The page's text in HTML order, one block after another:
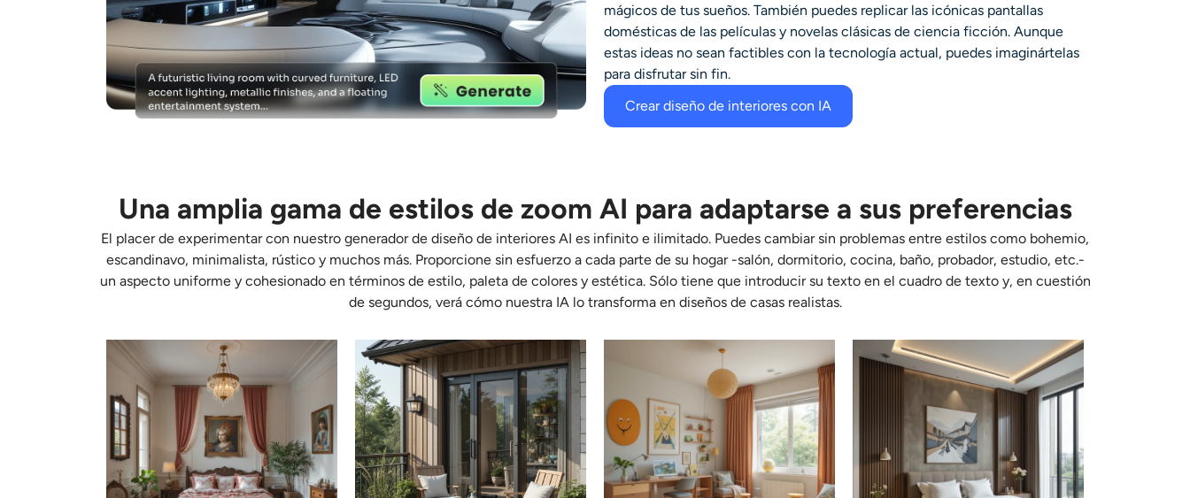
mágicos de tus sueños. También puedes replicar las icónicas pantallas
domésticas de las películas y novelas clásicas de ciencia ficción. Aunque
estas ideas no sean factibles con la tecnología actual, puedes imaginártelas
para disfrutar sin fin.
Crear diseño de interiores con IA
Una amplia gama de estilos de zoom AI para adaptarse a sus preferencias
El placer de experimentar con nuestro generador de diseño de interiores AI es infinito e ilimitado. Puedes cambiar sin problemas entre estilos como bohemio,
escandinavo, minimalista, rústico y muchos más. Proporcione sin esfuerzo a cada parte de su hogar -salón, dormitorio, cocina, baño, probador, estudio, etc.-
un aspecto uniforme y cohesionado en términos de estilo, paleta de colores y estética. Sólo tiene que introducir su texto en el cuadro de texto y, en cuestión
de segundos, verá cómo nuestra IA lo transforma en diseños de casas realistas.